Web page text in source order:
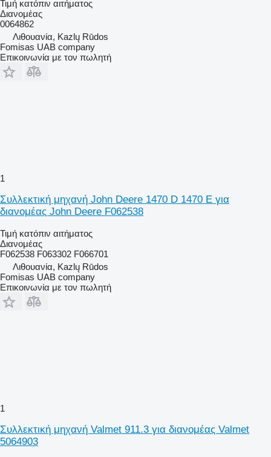
Τιμή κατόπιν αιτήματος
Διανομέας
0064862
Λιθουανία, Kazlų Rūdos
Fomisas UAB company
Επικοινωνία με τον πωλητή
1
Συλλεκτική μηχανή John Deere 1470 D 1470 E για
διανομέας John Deere F062538
Τιμή κατόπιν αιτήματος
Διανομέας
F062538 F063302 F066701
Λιθουανία, Kazlų Rūdos
Fomisas UAB company
Επικοινωνία με τον πωλητή
1
Συλλεκτική μηχανή Valmet 911.3 για διανομέας Valmet
5064903